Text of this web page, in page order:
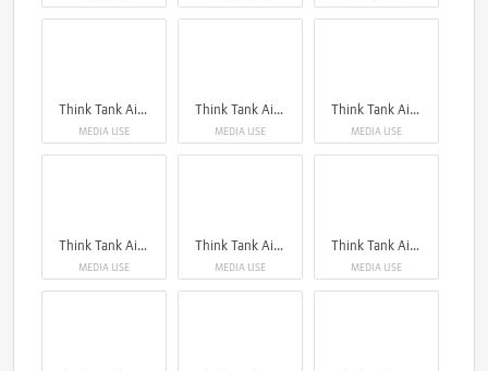
Think Tank Airport Navigator V2.0
MEDIA USE
Think Tank Airport Navigator V2.0
MEDIA USE
Think Tank Airport Navigator V2.0
MEDIA USE
Think Tank Airport Navigator V2.0
MEDIA USE
Think Tank Airport Navigator V2.0
MEDIA USE
Think Tank Airport Navigator V2.0
MEDIA USE